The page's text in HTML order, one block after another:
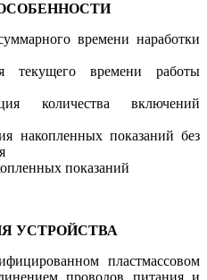
времени наработки
текущего времени работы
количества включений
накопленных показаний без
показаний
УСТРОЙСТВА
пластмассовом